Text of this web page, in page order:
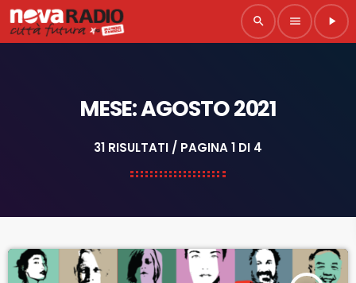
search menu play_arrow
MESE: AGOSTO 2021
31 RISULTATI / PAGINA 1 DI 4